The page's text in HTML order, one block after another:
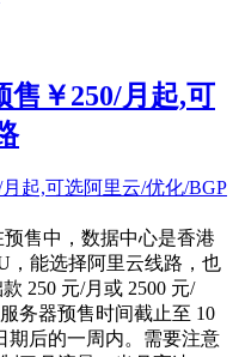
售￥250/月起,可
售中，数据中心是香港
，能选择阿里云线路，也
250 元/月或 2500 元/
务器预售时间截止至 10
期后的一周内。需要注意